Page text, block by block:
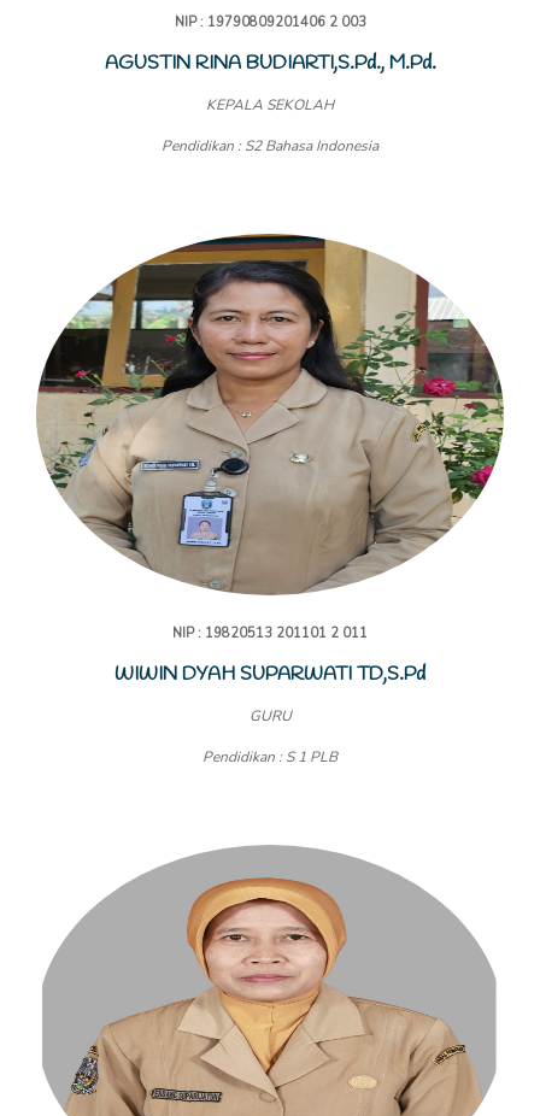
NIP : 19790809201406 2 003
AGUSTIN RINA BUDIARTI,S.Pd., M.Pd.
KEPALA SEKOLAH
Pendidikan : S2 Bahasa Indonesia
NIP : 19820513 201101 2 011
WIWIN DYAH SUPARWATI TD,S.Pd
GURU
Pendidikan : S 1 PLB